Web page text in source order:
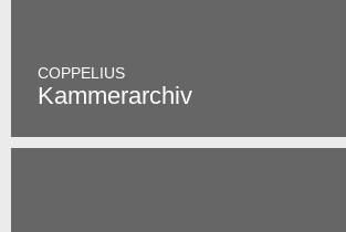
COPPELIUS
Kammerarchiv